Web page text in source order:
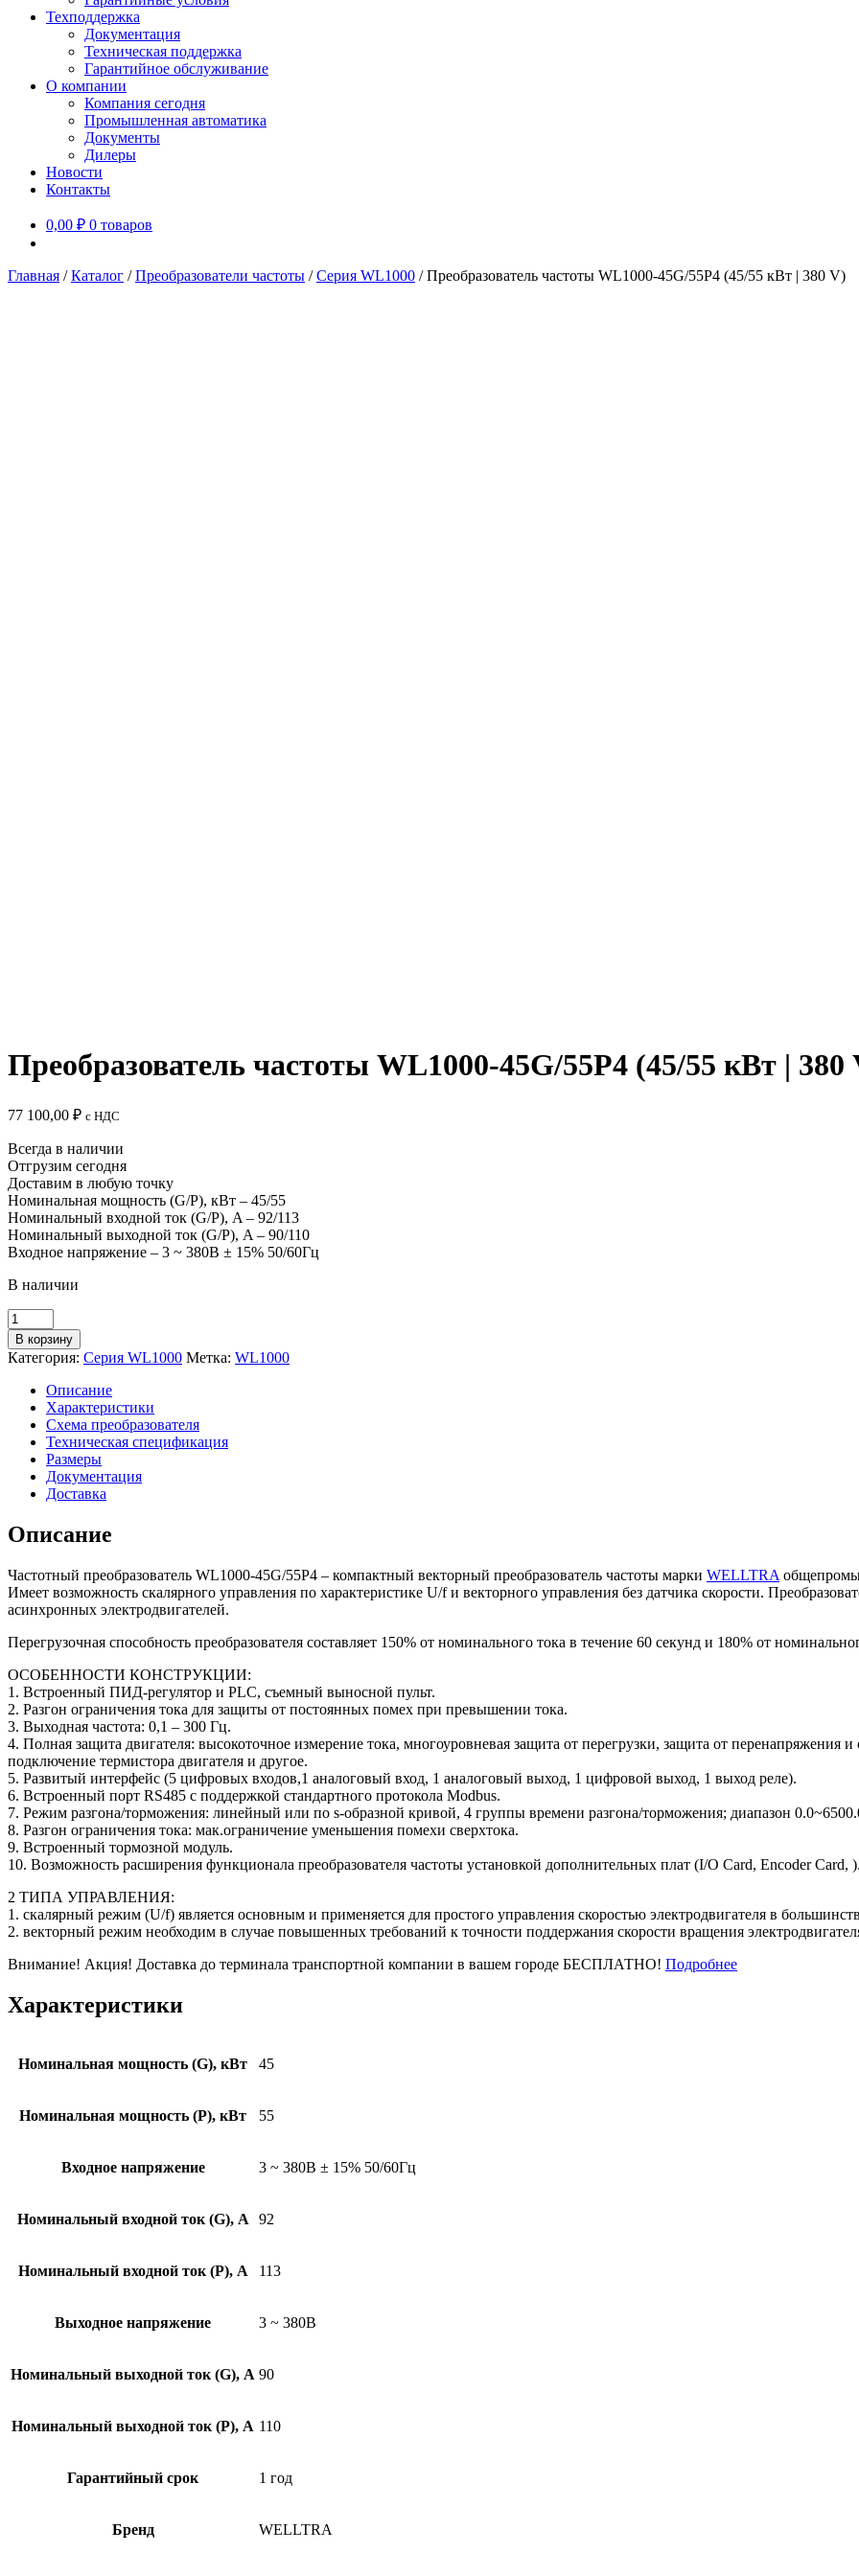
Техподдержка
Документация
Техническая поддержка
Гарантийное обслуживание
О компании
Компания сегодня
Промышленная автоматика
Документы
Дилеры
Новости
Контакты
0,00 ₽ 0 товаров
Главная /Каталог /Преобразователи частоты /Серия WL1000 /Преобразователь частоты WL1000-45G/55P4 (45/55 кВт | 380 V)
Преобразователь частоты WL1000-45G/55P4 (45/55 кВт | 380
77 100,00 ₽ c НДС
Всегда в наличии
Отгрузим сегодня
Доставим в любую точку
Номинальная мощность (G/P), кВт – 45/55
Номинальный входной ток (G/P), A – 92/113
Номинальный выходной ток (G/P), A – 90/110
Входное напряжение – 3 ~ 380B ± 15% 50/60Гц
В наличии
Количество
товара
Преобразователь
частоты
WL1000-
45G/55P4
(45/55
кВт
В корзину
Категория: Серия WL1000 Метка: WL1000
Описание
Характеристики
Схема преобразователя
Техническая спецификация
Размеры
Документация
Доставка
Описание
Частотный преобразователь WL1000-45G/55P4 – компактный векторный преобразователь частоты марки WELLTRA
Имеет возможность скалярного управления по характеристике U/f и векторного управления без датчика скорости.
асинхронных электродвигателей.
Перегрузочная способность преобразователя составляет 150% от номинального тока в течение 60 секунд и 180% от
ОСОБЕННОСТИ КОНСТРУКЦИИ:
1. Встроенный ПИД-регулятор и PLC, съемный выносной пульт.
2. Разгон ограничения тока для защиты от постоянных помех при превышении тока.
3. Выходная частота: 0,1 – 300 Гц.
4. Полная защита двигателя: высокоточное измерение тока, многоуровневая защита от перегрузки, защита от перенапряжения
подключение термистора двигателя и другое.
5. Развитый интерфейс (5 цифровых входов,1 аналоговый вход, 1 аналоговый выход, 1 цифровой выход, 1 выход реле).
6. Встроенный порт RS485 с поддержкой стандартного протокола Modbus.
7. Режим разгона/торможения: линейный или по s-образной кривой, 4 группы времени разгона/торможения; диапазон
8. Разгон ограничения тока: мак.ограничение уменьшения помехи сверхтока.
9. Встроенный тормозной модуль.
10. Возможность расширения функционала преобразователя частоты установкой дополнительных плат (I/O Card, Encoder Card,
2 ТИПА УПРАВЛЕНИЯ:
1. скалярный режим (U/f) является основным и применяется для простого управления скоростью электродвигателя в
2. векторный режим необходим в случае повышенных требований к точности поддержания скорости вращения
Внимание! Акция! Доставка до терминала транспортной компании в вашем городе БЕСПЛАТНО! Подробнее
Характеристики
Номинальная мощность (G), кВт 45
Номинальная мощность (P), кВт 55
Входное напряжение 3 ~ 380B ± 15% 50/60Гц
Номинальный входной ток (G), A 92
Номинальный входной ток (P), A 113
Выходное напряжение 3 ~ 380B
Номинальный выходной ток (G), A 90
Номинальный выходной ток (P), A 110
Гарантийный срок 1 год
Бренд WELLTRA